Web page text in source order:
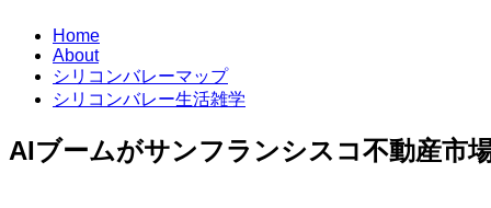
Home
About
シリコンバレーマップ
シリコンバレー生活雑学
AIブームがサンフランシスコ不動産市